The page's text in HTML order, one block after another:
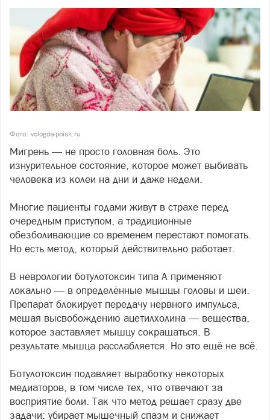
Фото: vologda-poisk.ru
Мигрень — не просто головная боль. Это
изнурительное состояние, которое может выбивать
человека из колеи на дни и даже недели.
Многие пациенты годами живут в страхе перед
очередным приступом, а традиционные
обезболивающие со временем перестают помогать.
Но есть метод, который действительно работает.
В неврологии ботулотоксин типа А применяют
локально — в определённые мышцы головы и шеи.
Препарат блокирует передачу нервного импульса,
мешая высвобождению ацетилхолина — вещества,
которое заставляет мышцу сокращаться. В
результате мышца расслабляется. Но это ещё не всё.
Ботулотоксин подавляет выработку некоторых
медиаторов, в том числе тех, что отвечают за
восприятие боли. Так что метод решает сразу две
задачи: убирает мышечный спазм и снижает